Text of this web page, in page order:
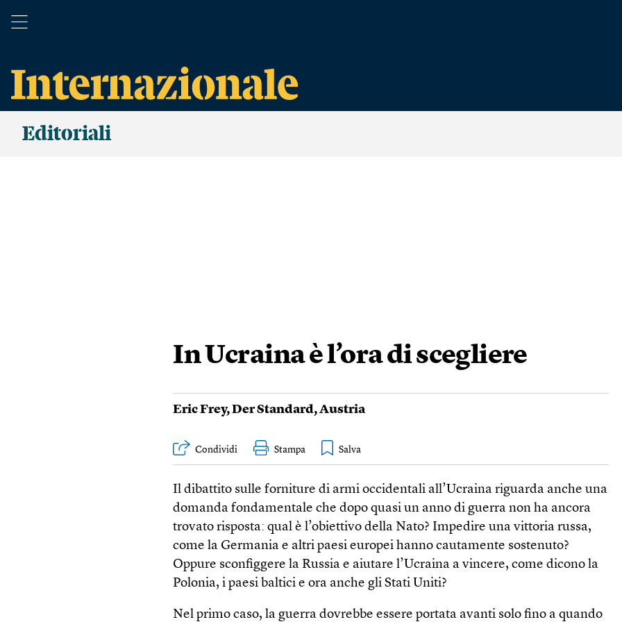
Editoriali
In Ucraina è l’ora di scegliere
Eric Frey,Der Standard,Austria
Condividi Stampa
Il dibattito sulle forniture di armi occidentali all’Ucraina riguarda anche una
domanda fondamentale che dopo quasi un anno di guerra non ha ancora
trovato risposta: qual è l’obiettivo della Nato? Impedire una vittoria russa,
come la Germania e altri paesi europei hanno cautamente sostenuto?
Oppure sconfiggere la Russia e aiutare l’Ucraina a vincere, come dicono la
Polonia, i paesi baltici e ora anche gli Stati Uniti?
Nel primo caso, la guerra dovrebbe essere portata avanti solo fino a quando